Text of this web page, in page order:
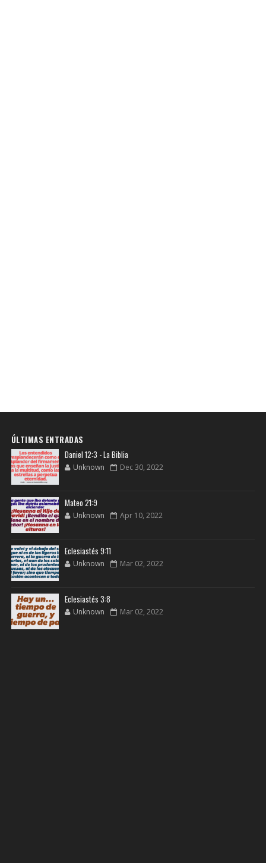
ÚLTIMAS ENTRADAS
Daniel 12:3 - La Biblia
Unknown Dec 30, 2022
Mateo 21:9
Unknown Apr 10, 2022
Eclesiastés 9:11
Unknown Mar 02, 2022
Eclesiastés 3:8
Unknown Mar 02, 2022